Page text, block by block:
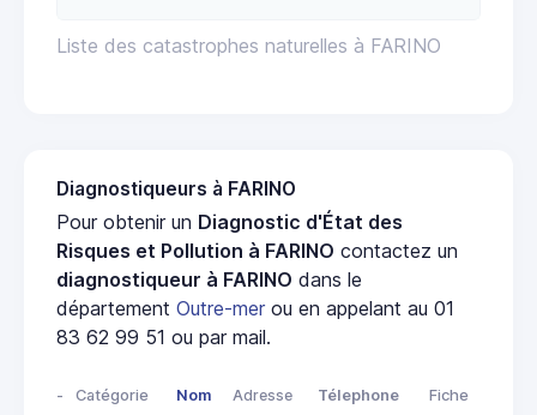
Liste des catastrophes naturelles à FARINO
Diagnostiqueurs à FARINO
Pour obtenir un Diagnostic d'État des
Risques et Pollution à FARINO contactez un
diagnostiqueur à FARINO dans le
département Outre-mer ou en appelant au 01
83 62 99 51 ou par mail.
- Catégorie Nom Adresse Télephone Fiche